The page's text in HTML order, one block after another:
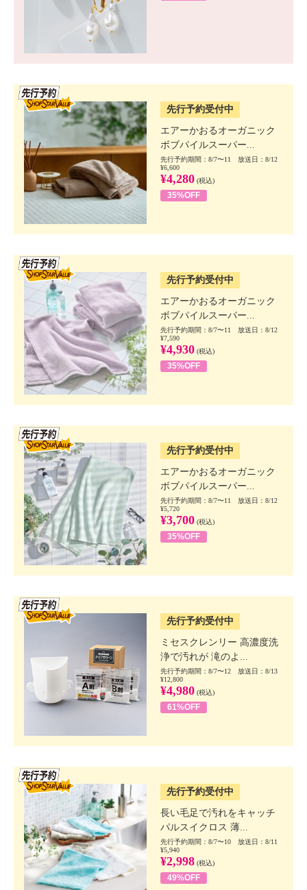
先行予約受付中
エアーかおるオーガニック
ボブパイルスーパー...
先行予約期間：8/7〜11 放送日：8/12
¥6,600
¥4,280 (税込)
35%OFF
先行予約受付中
エアーかおるオーガニック
ボブパイルスーパー...
先行予約期間：8/7〜11 放送日：8/12
¥7,590
¥4,930 (税込)
35%OFF
先行予約受付中
エアーかおるオーガニック
ボブパイルスーパー...
先行予約期間：8/7〜11 放送日：8/12
¥5,720
¥3,700 (税込)
35%OFF
先行予約受付中
ミセスクレンリー 高濃度洗
浄で汚れが 滝のよ...
先行予約期間：8/7〜12 放送日：8/13
¥12,800
¥4,980 (税込)
61%OFF
先行予約受付中
長い毛足で汚れをキャッチ
パルスイクロス 薄...
先行予約期間：8/7〜10 放送日：8/11
¥5,940
¥2,998 (税込)
49%OFF